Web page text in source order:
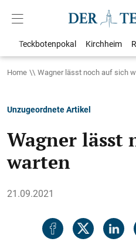
Teckbotenpokal Kirchheim
Home Wagner lässt noch auf sich
Unzugeordnete Artikel
Wagner lässt
warten
21.09.2021